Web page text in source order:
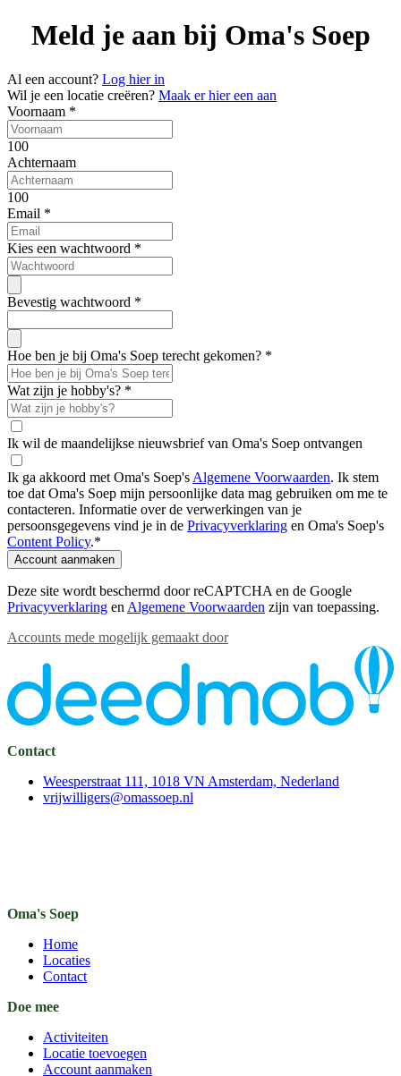
Meld je aan bij Oma's Soep
Al een account? Log hier in
Wil je een locatie creëren? Maak er hier een aan
Voornaam *
100
Achternaam
100
Email *
Kies een wachtwoord *
Bevestig wachtwoord *
Hoe ben je bij Oma's Soep terecht gekomen? *
Wat zijn je hobby's? *
Ik wil de maandelijkse nieuwsbrief van Oma's Soep ontvangen
Ik ga akkoord met Oma's Soep's Algemene Voorwaarden. Ik stem
toe dat Oma's Soep mijn persoonlijke data mag gebruiken om me te
contacteren. Informatie over de verwerkingen van je
persoonsgegevens vind je in de Privacyverklaring en Oma's Soep's
Content Policy.*
Account aanmaken
Deze site wordt beschermd door reCAPTCHA en de Google
Privacyverklaring en Algemene Voorwaarden zijn van toepassing.
Accounts mede mogelijk gemaakt door
Contact
Weesperstraat 111, 1018 VN Amsterdam, Nederland
vrijwilligers@omassoep.nl
Oma's Soep
Home
Locaties
Contact
Doe mee
Activiteiten
Locatie toevoegen
Account aanmaken